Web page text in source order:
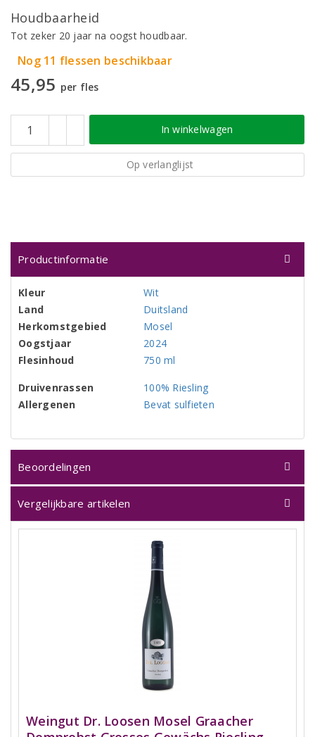
Houdbaarheid
Tot zeker 20 jaar na oogst houdbaar.
Nog 11 flessen beschikbaar
45,95 per fles
In winkelwagen
Op verlanglijst
Productinformatie
Kleur
Wit
Land
Duitsland
Herkomstgebied
Mosel
Oogstjaar
2024
Flesinhoud
750 ml
Druivenrassen
100% Riesling
Allergenen
Bevat sulfieten
Beoordelingen
Vergelijkbare artikelen
Weingut Dr. Loosen Mosel Graacher